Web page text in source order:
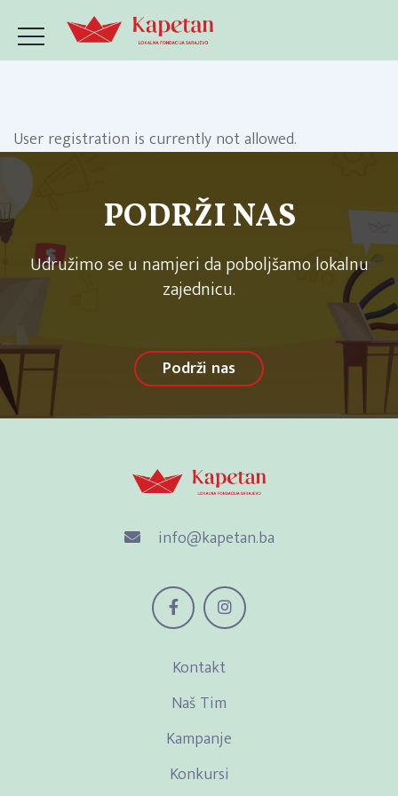
User registration is currently not allowed.
PODRŽI NAS
Udružimo se u namjeri da poboljšamo lokalnu
zajednicu.
Podrži nas
info@kapetan.ba
Kontakt
Naš Tim
Kampanje
Konkursi